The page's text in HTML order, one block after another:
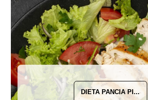
DIETA PANCIA PI...